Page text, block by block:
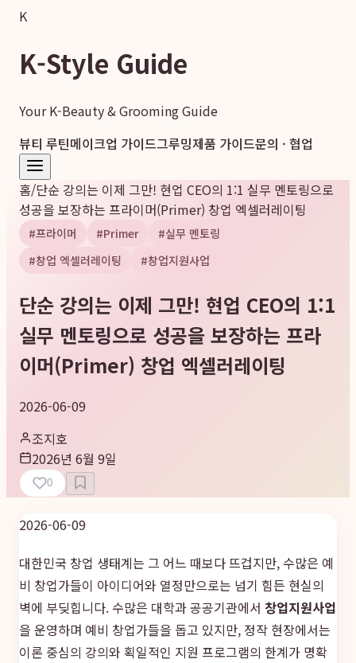
K
K-Style Guide
Your K-Beauty & Grooming Guide
뷰티 루틴메이크업 가이드그루밍제품 가이드문의 · 협업
홈/단순 강의는 이제 그만! 현업 CEO의 1:1 실무 멘토링으로
성공을 보장하는 프라이머(Primer) 창업 엑셀러레이팅
#프라이머 #Primer #실무 멘토링
#창업 엑셀러레이팅 #창업지원사업
단순 강의는 이제 그만! 현업 CEO의 1:1
실무 멘토링으로 성공을 보장하는 프라
이머(Primer) 창업 엑셀러레이팅
2026-06-09
조지호
2026년 6월 9일
0
2026-06-09
대한민국 창업 생태계는 그 어느 때보다 뜨겁지만, 수많은 예
비 창업가들이 아이디어와 열정만으로는 넘기 힘든 현실의
벽에 부딪힙니다. 수많은 대학과 공공기관에서 창업지원사업
을 운영하며 예비 창업가들을 돕고 있지만, 정작 현장에서는
이론 중심의 강의와 획일적인 지원 프로그램의 한계가 명확